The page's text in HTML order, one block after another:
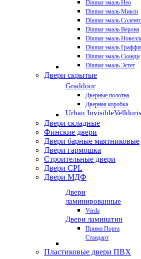
Dinmar эмаль Нео
Dinmar эмаль Микси
Dinmar эмаль
Dinmar эмаль Верона
Dinmar эмаль
Dinmar эмаль
Dinmar эмаль Сканди
Dinmar эмаль Эстет
Двери скрытые
Graddoor
Дверные полотна
Дверная коробка
Urban InvisibleVelldoris
Двери складные
Финские двери
Двери барные маятниковые
Двери гармошка
Строительные двери
Двери CРL
Двери МДФ
Двери
ламинированные
Verda
Двери ламинатин
Прима Порта
Стандарт
Пластиковые двери ПВХ